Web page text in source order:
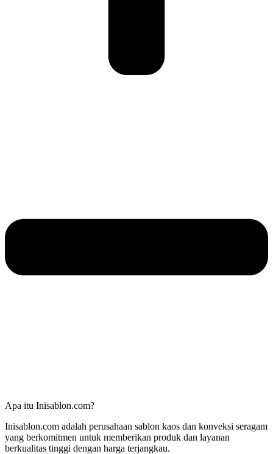
Apa itu Inisablon.com?
Inisablon.com adalah perusahaan sablon kaos dan konveksi seragam
yang berkomitmen untuk memberikan produk dan layanan
berkualitas tinggi dengan harga terjangkau.